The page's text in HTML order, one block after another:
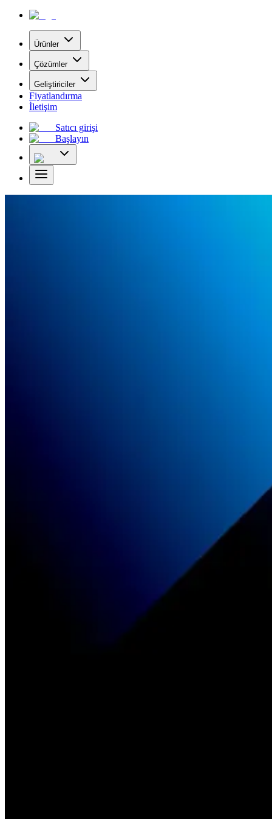
Ürünler
Çözümler
Geliştiriciler
Fiyatlandırma
İletişim
Satıcı girişi
Başlayın